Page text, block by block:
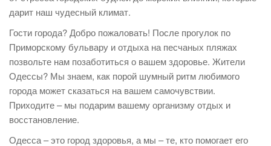
дарит наш чудесный климат.
Гости города? Добро пожаловать! После прогулок по
Приморскому бульвару и отдыха на песчаных пляжах
позвольте нам позаботиться о вашем здоровье. Жители
Одессы? Мы знаем, как порой шумный ритм любимого
города может сказаться на вашем самочувствии.
Приходите – мы подарим вашему организму отдых и
восстановление.
Одесса – это город здоровья, а мы – те, кто помогает его